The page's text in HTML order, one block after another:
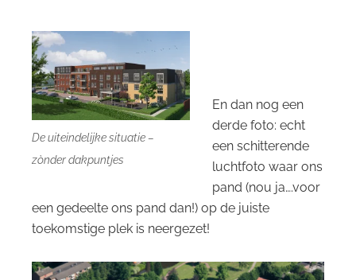
De uiteindelijke situatie –
zònder dakpuntjes
En dan nog een
derde foto: echt
een schitterende
luchtfoto waar ons
pand (nou ja….voor
een gedeelte ons pand dan!) op de juiste
toekomstige plek is neergezet!